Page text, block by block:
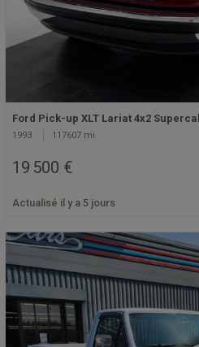
Ford Pick-up XLT Lariat 4x2
1993 117607 mi
19 500 €
Actualisé il y a 5 jours